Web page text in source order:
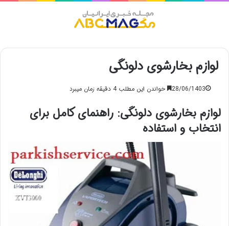
لوازم بخارشوی دلونگی
28/06/1403 خواندن این مطلب 4 دقیقه زمان میبرد
لوازم بخارشوی دلونگی: راهنمای کامل برای
انتخاب و استفاده